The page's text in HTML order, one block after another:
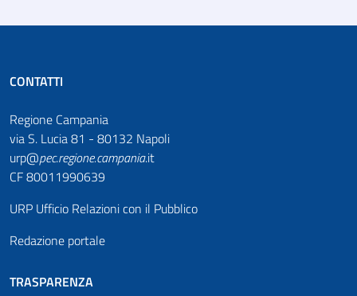
CONTATTI
Regione Campania
via S. Lucia 81 - 80132 Napoli
urp@pec.regione.campania.it
CF 80011990639
URP Ufficio Relazioni con il Pubblico
Redazione portale
TRASPARENZA